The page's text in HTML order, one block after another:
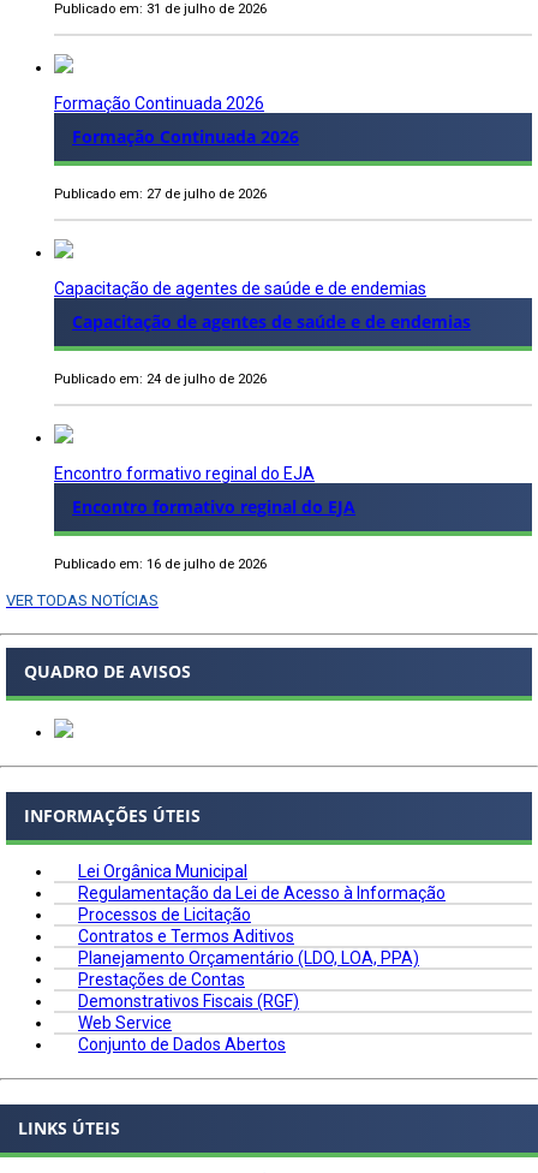
Publicado em: 31 de julho de 2026
Formação Continuada 2026
Formação Continuada 2026
Publicado em: 27 de julho de 2026
Capacitação de agentes de saúde e de endemias
Capacitação de agentes de saúde e de endemias
Publicado em: 24 de julho de 2026
Encontro formativo reginal do EJA
Encontro formativo reginal do EJA
Publicado em: 16 de julho de 2026
VER TODAS NOTÍCIAS
QUADRO DE AVISOS
INFORMAÇÕES ÚTEIS
Lei Orgânica Municipal
Regulamentação da Lei de Acesso à Informação
Processos de Licitação
Contratos e Termos Aditivos
Planejamento Orçamentário (LDO, LOA, PPA)
Prestações de Contas
Demonstrativos Fiscais (RGF)
Web Service
Conjunto de Dados Abertos
LINKS ÚTEIS